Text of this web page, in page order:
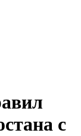
с